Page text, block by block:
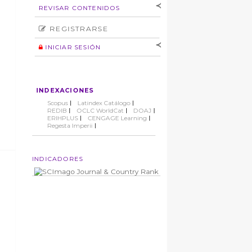
autores
Derechos de autoría
Normas éticas
REVISAR CONTENIDOS
Número
Autor
REGISTRARSE
INICIAR SESIÓN
INDEXACIONES
Scopus
Latindex Catálogo
REDIB
OCLC WorldCat
DOAJ
ERIHPLUS
CENGAGE Learning
Regesta Imperii
INDICADORES